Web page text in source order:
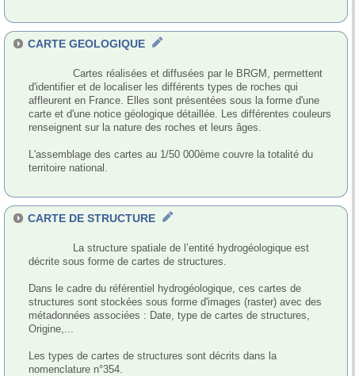
CARTE GEOLOGIQUE
              Cartes réalisées et diffusées par le BRGM, permettent
d'identifier et de localiser les différents types de roches qui
affleurent en France. Elles sont présentées sous la forme d'une
carte et d'une notice géologique détaillée. Les différentes couleurs
renseignent sur la nature des roches et leurs âges.
L'assemblage des cartes au 1/50 000ème couvre la totalité du
territoire national.
CARTE DE STRUCTURE
décrite sous forme de cartes de structures.
Dans le cadre du référentiel hydrogéologique, ces cartes de
structures sont stockées sous forme d'images (raster) avec des
métadonnées associées : Date, type de cartes de structures,
Origine,...
Les types de cartes de structures sont décrits dans la
nomenclature n°354.